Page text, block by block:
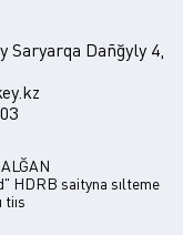
Saryarqa Dañğyly 4,
HDRB saityna sılteme
tiıs